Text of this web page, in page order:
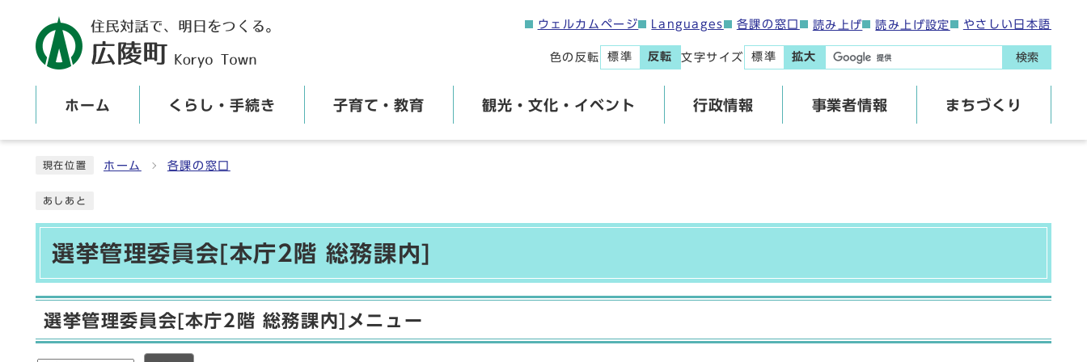
ウェルカムページ Languages 各課の窓口 読み上げ 読み上げ設定 やさしい日本語
色の反転 標準 反転 文字サイズ 標準 拡大 検索
ホーム くらし・手続き 子育て・教育 観光・文化・イベント 行政情報 事業者情報 まちづくり
現在位置 ホーム 各課の窓口
あしあと
選挙管理委員会[本庁2階 総務課内]
選挙管理委員会[本庁2階 総務課内]メニュー